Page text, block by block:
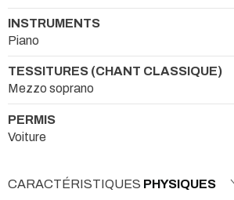
INSTRUMENTS
Piano
TESSITURES (CHANT CLASSIQUE)
Mezzo soprano
PERMIS
Voiture
CARACTÉRISTIQUES PHYSIQUES